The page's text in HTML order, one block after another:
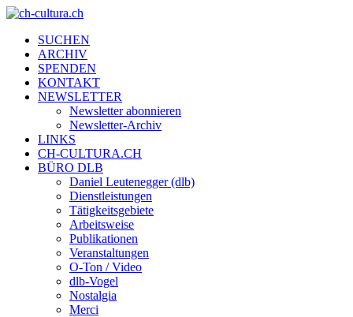
SUCHEN
ARCHIV
SPENDEN
KONTAKT
NEWSLETTER
Newsletter abonnieren
Newsletter-Archiv
LINKS
CH-CULTURA.CH
BÜRO DLB
Daniel Leutenegger (dlb)
Dienstleistungen
Tätigkeitsgebiete
Arbeitsweise
Publikationen
Veranstaltungen
O-Ton / Video
dlb-Vogel
Nostalgia
Merci